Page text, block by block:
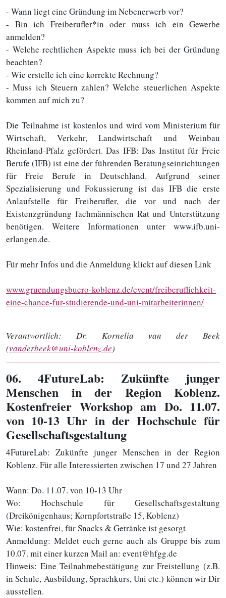
- Wann liegt eine Gründung im Nebenerwerb vor?
- Bin ich Freiberufler*in oder muss ich ein Gewerbe
anmelden?
- Welche rechtlichen Aspekte muss ich bei der Gründung
beachten?
- Wie erstelle ich eine korrekte Rechnung?
- Muss ich Steuern zahlen? Welche steuerlichen Aspekte
kommen auf mich zu?
Die Teilnahme ist kostenlos und wird vom Ministerium für
Wirtschaft, Verkehr, Landwirtschaft und Weinbau
Rheinland-Pfalz gefördert. Das IFB: Das Institut für Freie
Berufe (IFB) ist eine der führenden Beratungseinrichtungen
für Freie Berufe in Deutschland. Aufgrund seiner
Spezialisierung und Fokussierung ist das IFB die erste
Anlaufstelle für Freiberufler, die vor und nach der
Existenzgründung fachmännischen Rat und Unterstützung
benötigen. Weitere Informationen unter www.ifb.uni-
erlangen.de.
Für mehr Infos und die Anmeldung klickt auf diesen Link
www.gruendungsbuero-koblenz.de/event/freiberuflichkeit-
eine-chance-fur-studierende-und-uni-mitarbeiterinnen/
Verantwortlich: Dr. Kornelia van der Beek
(vanderbeek@uni-koblenz.de)
06. 4FutureLab: Zukünfte junger
Menschen in der Region Koblenz.
Kostenfreier Workshop am Do. 11.07.
von 10-13 Uhr in der Hochschule für
Gesellschaftsgestaltung
4FutureLab: Zukünfte junger Menschen in der Region
Koblenz. Für alle Interessierten zwischen 17 und 27 Jahren
Wann: Do. 11.07. von 10-13 Uhr
Wo: Hochschule für Gesellschaftsgestaltung
(Dreikönigenhaus; Kornpfortstraße 15, Koblenz)
Wie: kostenfrei, für Snacks & Getränke ist gesorgt
Anmeldung: Meldet euch gerne auch als Gruppe bis zum
10.07. mit einer kurzen Mail an: event@hfgg.de
Hinweis: Eine Teilnahmebestätigung zur Freistellung (z.B.
in Schule, Ausbildung, Sprachkurs, Uni etc.) können wir Dir
ausstellen.